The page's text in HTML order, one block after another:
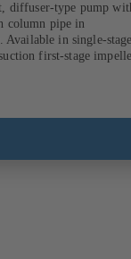
diffuser-type pump
column pipe in
in single-
first-stage